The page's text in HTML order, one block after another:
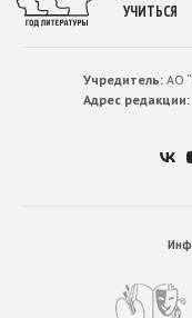
УЧИТЬСЯ
Учредитель:АО
Адрес редакции: